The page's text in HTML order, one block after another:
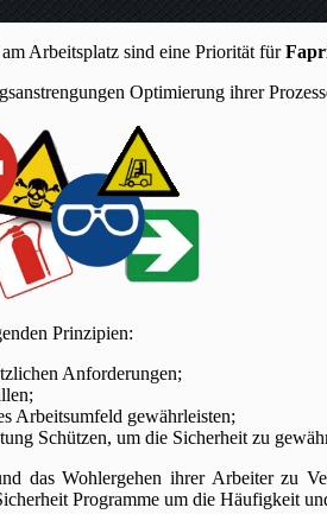
Arbeitsplatz sind eine Priorität für
Optimierung ihrer
Prinzipien:
Anforderungen;
Arbeitsumfeld gewährleisten;
Schützen, um die Sicherheit zu
das Wohlergehen ihrer Arbeiter zu
Programme um die Häufigkeit